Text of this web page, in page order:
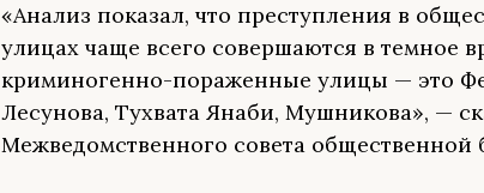
«Анализ показал, что преступления в
улицах чаще всего совершаются в темное
криминогенно-пораженные улицы — это
Лесунова, Тухвата Янаби, Мушникова», —
Межведомственного совета общественной